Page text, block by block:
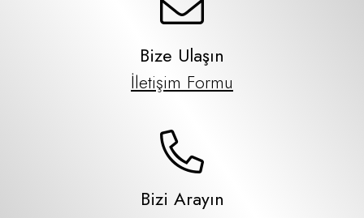
Bize Ulaşın
İletişim Formu
Bizi Arayın